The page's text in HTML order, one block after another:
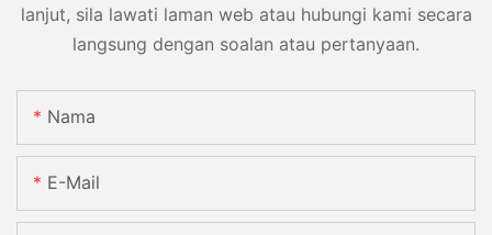
lanjut, sila lawati laman web atau hubungi kami secara
langsung dengan soalan atau pertanyaan.
Nama
E-Mail